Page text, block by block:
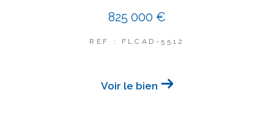
825 000 €
REF : FLCAD-5512
Voir le bien